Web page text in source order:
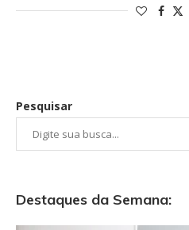
Pesquisar
Destaques da Semana: